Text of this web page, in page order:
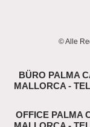
© Alle
BÜRO PALMA
MALLORCA -
OFFICE PALMA